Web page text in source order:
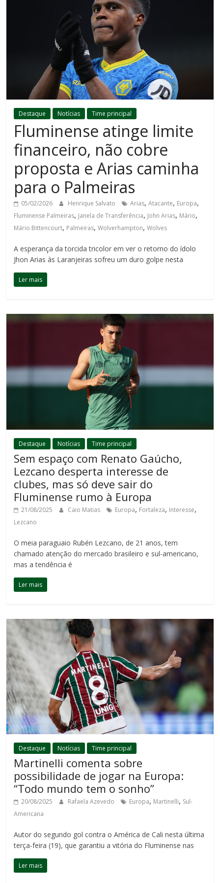
Destaque Notícias Time principal
Fluminense atinge limite
financeiro, não cobre
proposta e Arias caminha
para o Palmeiras
05/02/2026 Henrique Salvato Arias,Atacante, Europa,
Fluminense Palmeiras, Janela de Transferência, John Arias, Mário,
Mário Bittencourt, Palmeiras,Wolverhampton,Wolves
A esperança da torcida tricolor em ver o retorno do ídolo
Jhon Arias às Laranjeiras sofreu um duro golpe nesta
Ler mais
Destaque Notícias Time principal
Sem espaço com Renato Gaúcho,
Lezcano desperta interesse de
clubes, mas só deve sair do
Fluminense rumo à Europa
21/08/2025 Caio Matias Europa, Fortaleza, Interesse,
Lezcano
O meia paraguaio Rubén Lezcano, de 21 anos, tem
chamado atenção do mercado brasileiro e sul-americano,
mas a tendência é
Ler mais
Destaque Notícias Time principal
Martinelli comenta sobre
possibilidade de jogar na Europa:
“Todo mundo tem o sonho”
20/08/2025 Rafaela Azevedo Europa, Martinelli, Sul-
Americana
Autor do segundo gol contra o América de Cali nesta última
terça-feira (19), que garantiu a vitória do Fluminense nas
Ler mais